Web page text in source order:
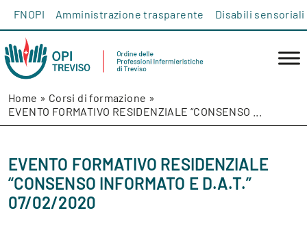
FNOPI Amministrazione trasparente Disabili sensoriali
Home » Corsi di formazione »
EVENTO FORMATIVO RESIDENZIALE “CONSENSO ...
EVENTO FORMATIVO RESIDENZIALE
“CONSENSO INFORMATO E D.A.T.”
07/02/2020